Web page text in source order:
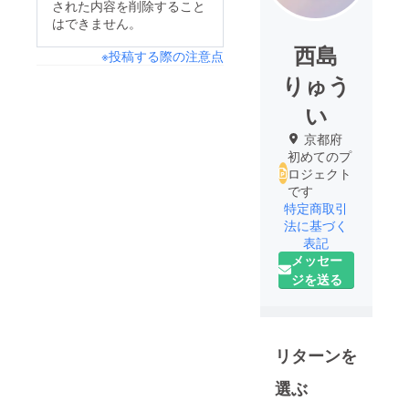
された内容を削除すること
はできません。
※投稿する際の注意点
西島
りゅう
い
京都府
初めてのプ
ロジェクト
です
特定商取引
法に基づく
表記
メッセー
ジを送る
リターンを
選ぶ